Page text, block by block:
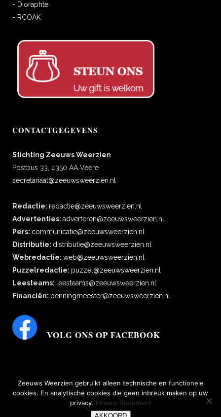
- Dioraphte
- RCOAK
CONTACTGEGEVENS
Stichting Zeeuws Weerzien
Postbus 33, 4350 AA Veere
secretariaat@zeeuwsweerzien.nl
Redactie: redactie@zeeuwsweerzien.nl
Advertenties: adverteren@zeeuwsweerzien.nl
Pers: communicatie@zeeuwsweerzien.nl
Distributie: distributie@zeeuwsweerzien.nl
Webredactie: web@zeeuwsweerzien.nl
Puzzelredactie: puzzel@zeeuwsweerzien.nl
Leesteams: leesteams@zeeuwsweerzien.nl
Financiën: penningmeester@zeeuwsweerzien.nl
VOLG ONS OP FACEBOOK
bescherming persoonsgegevens|Disclaimer, copyright, aansprakelijkheid,
Zeeuws Weerzien gebruikt alleen technische en functionele
cookies. En analytische cookies die geen inbreuk maken op uw
privacy. Privacy Statement